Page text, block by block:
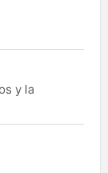
y la